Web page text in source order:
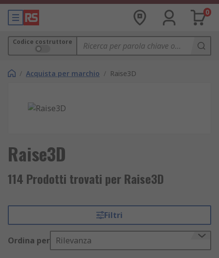
0
Codice costruttore
/ Acquista per marchio / Raise3D
Raise3D
114 Prodotti trovati per Raise3D
Filtri
Ordina per Rilevanza